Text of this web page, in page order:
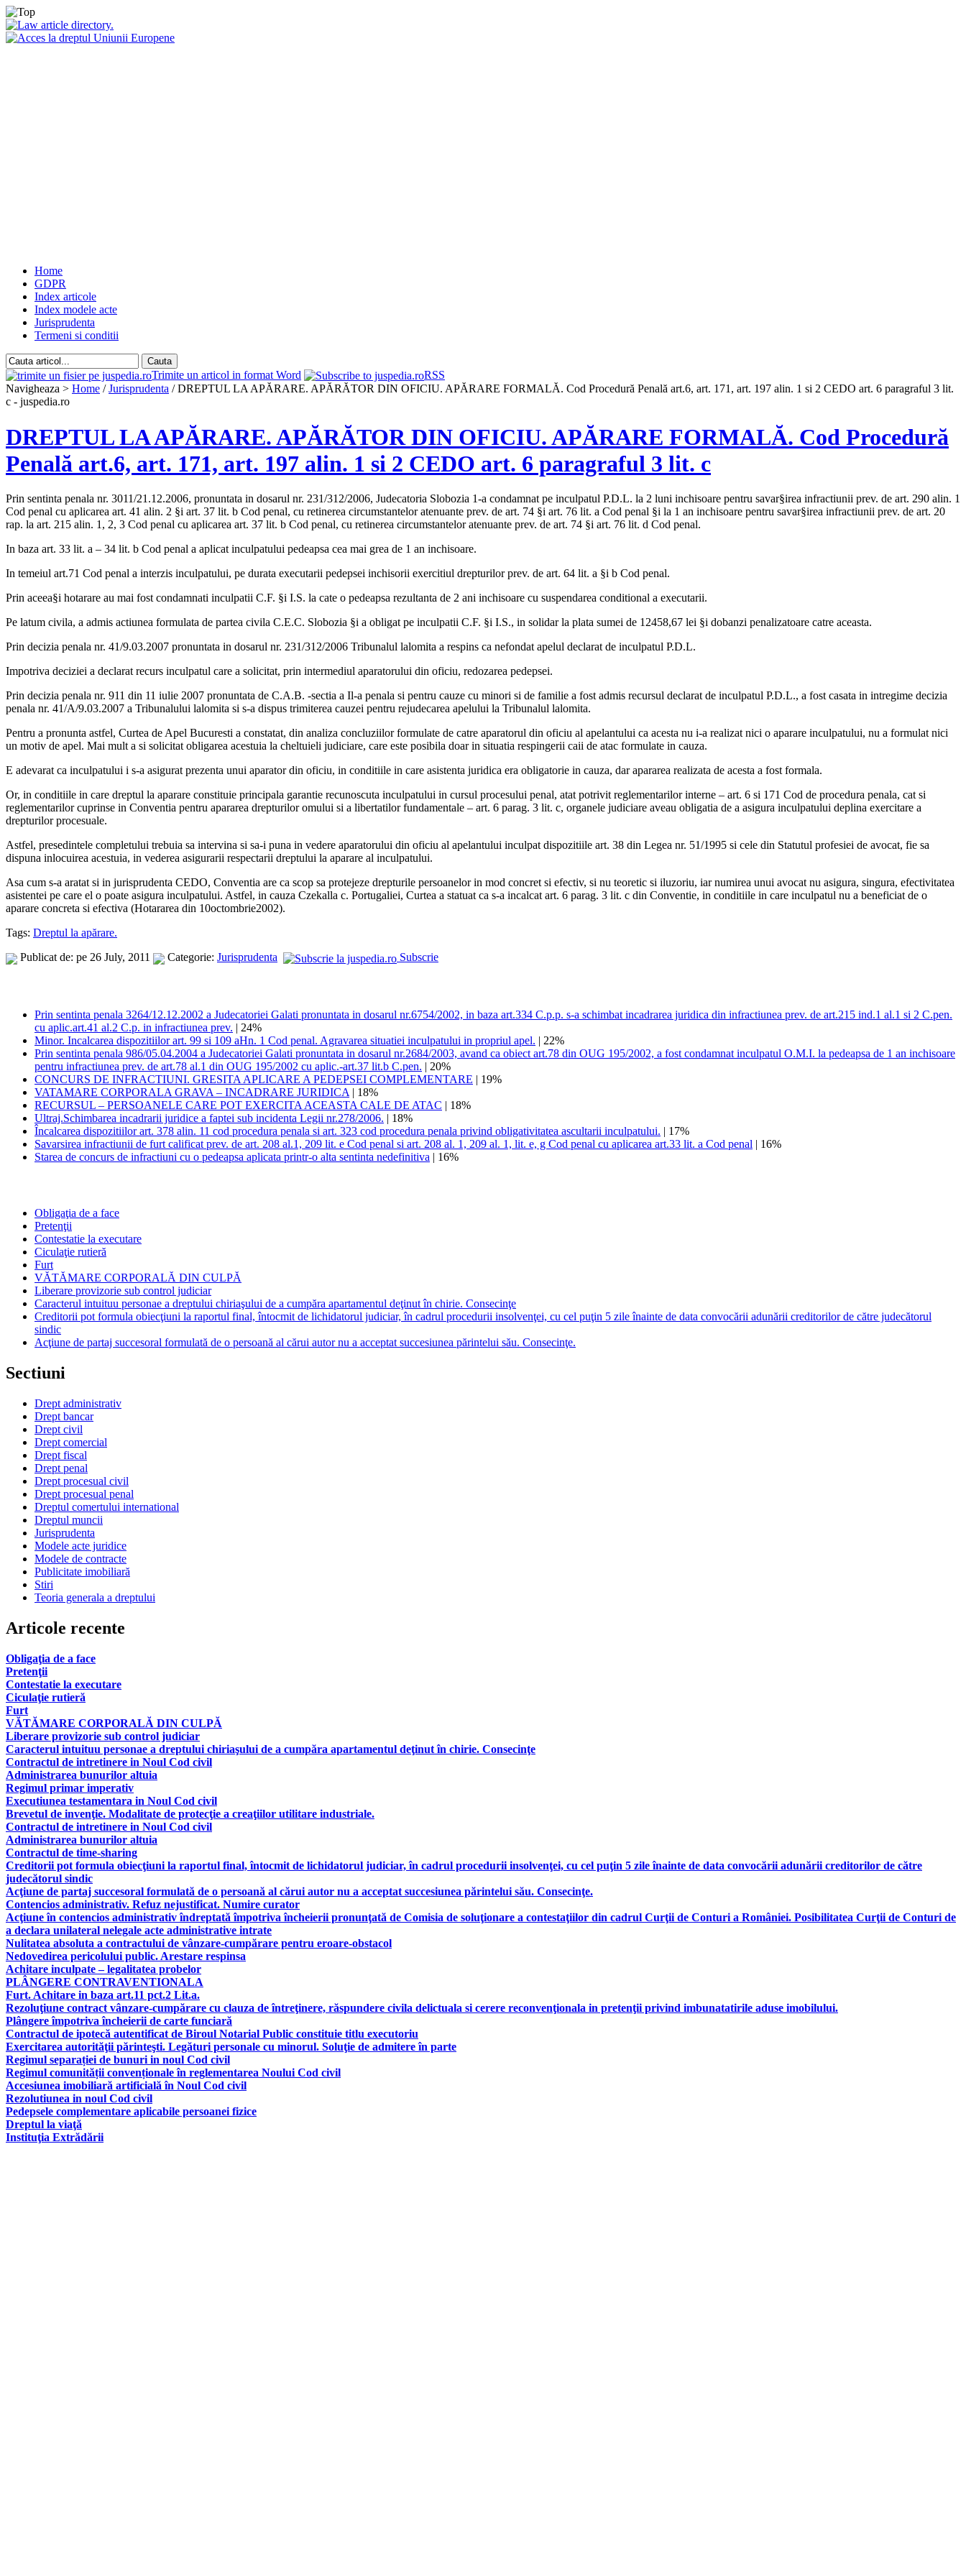
Home
GDPR
Index articole
Index modele acte
Jurisprudenta
Termeni si conditii
Trimite un articol in format Word
RSS
Navigheaza > Home /Jurisprudenta / DREPTUL LA APĂRARE. APĂRĂTOR DIN OFICIU. APĂRARE FORMALĂ. Cod Procedură Penală art.6, art. 171, art. 197 alin. 1 si 2 CEDO art. 6 paragraful 3 lit.
c - juspedia.ro
DREPTUL LA APĂRARE. APĂRĂTOR DIN OFICIU. APĂRARE FORMALĂ. Cod Procedură
Penală art.6, art. 171, art. 197 alin. 1 si 2 CEDO art. 6 paragraful 3 lit. c
Prin sentinta penala nr. 3011/21.12.2006, pronuntata in dosarul nr. 231/312/2006, Judecatoria Slobozia 1-a condamnat pe inculpatul P.D.L. la 2 luni inchisoare pentru savar§irea infractiunii prev. de art. 290 alin. 1
Cod penal cu aplicarea art. 41 alin. 2 §i art. 37 lit. b Cod penal, cu retinerea circumstantelor atenuante prev. de art. 74 §i art. 76 lit. a Cod penal §i la 1 an inchisoare pentru savar§irea infractiunii prev. de art. 20
rap. la art. 215 alin. 1, 2, 3 Cod penal cu aplicarea art. 37 lit. b Cod penal, cu retinerea circumstantelor atenuante prev. de art. 74 §i art. 76 lit. d Cod penal.
In baza art. 33 lit. a – 34 lit. b Cod penal a aplicat inculpatului pedeapsa cea mai grea de 1 an inchisoare.
In temeiul art.71 Cod penal a interzis inculpatului, pe durata executarii pedepsei inchisorii exercitiul drepturilor prev. de art. 64 lit. a §i b Cod penal.
Prin aceea§i hotarare au mai fost condamnati inculpatii C.F. §i I.S. la cate o pedeapsa rezultanta de 2 ani inchisoare cu suspendarea conditional a executarii.
Pe latum civila, a admis actiunea formulata de partea civila C.E.C. Slobozia §i a obligat pe inculpatii C.F. §i I.S., in solidar la plata sumei de 12458,67 lei §i dobanzi penalizatoare catre aceasta.
Prin decizia penala nr. 41/9.03.2007 pronuntata in dosarul nr. 231/312/2006 Tribunalul lalomita a respins ca nefondat apelul declarat de inculpatul P.D.L.
Impotriva deciziei a declarat recurs inculpatul care a solicitat, prin intermediul aparatorului din oficiu, redozarea pedepsei.
Prin decizia penala nr. 911 din 11 iulie 2007 pronuntata de C.A.B. -sectia a Il-a penala si pentru cauze cu minori si de familie a fost admis recursul declarat de inculpatul P.D.L., a fost casata in intregime decizia
penala nr. 41/A/9.03.2007 a Tribunalului lalomita si s-a dispus trimiterea cauzei pentru rejudecarea apelului la Tribunalul lalomita.
Pentru a pronunta astfel, Curtea de Apel Bucuresti a constatat, din analiza concluziilor formulate de catre aparatorul din oficiu al apelantului ca acesta nu i-a realizat nici o aparare inculpatului, nu a formulat nici
un motiv de apel. Mai mult a si solicitat obligarea acestuia la cheltuieli judiciare, care este posibila doar in situatia respingerii caii de atac formulate in cauza.
E adevarat ca inculpatului i s-a asigurat prezenta unui aparator din oficiu, in conditiile in care asistenta juridica era obligatorie in cauza, dar apararea realizata de acesta a fost formala.
Or, in conditiile in care dreptul la aparare constituie principala garantie recunoscuta inculpatului in cursul procesului penal, atat potrivit reglementarilor interne – art. 6 si 171 Cod de procedura penala, cat si
reglementarilor cuprinse in Conventia pentru apararea drepturilor omului si a libertatilor fundamentale – art. 6 parag. 3 lit. c, organele judiciare aveau obligatia de a asigura inculpatului deplina exercitare a
drepturilor procesuale.
Astfel, presedintele completului trebuia sa intervina si sa-i puna in vedere aparatorului din oficiu al apelantului inculpat dispozitiile art. 38 din Legea nr. 51/1995 si cele din Statutul profesiei de avocat, fie sa
dispuna inlocuirea acestuia, in vederea asigurarii respectarii dreptului la aparare al inculpatului.
Asa cum s-a aratat si in jurisprudenta CEDO, Conventia are ca scop sa protejeze drepturile persoanelor in mod concret si efectiv, si nu teoretic si iluzoriu, iar numirea unui avocat nu asigura, singura, efectivitatea
asistentei pe care el o poate asigura inculpatului. Astfel, in cauza Czekalla c. Portugaliei, Curtea a statuat ca s-a incalcat art. 6 parag. 3 lit. c din Conventie, in conditiile in care inculpatul nu a beneficiat de o
aparare concreta si efectiva (Hotararea din 10octombrie2002).
Tags: Dreptul la apărare.
Publicat de: pe 26 July, 2011
Categorie: Jurisprudenta Subscrie
Prin sentinta penala 3264/12.12.2002 a Judecatoriei Galati pronuntata in dosarul nr.6754/2002, in baza art.334 C.p.p. s-a schimbat incadrarea juridica din infractiunea prev. de art.215 ind.1 al.1 si 2 C.pen.
cu aplic.art.41 al.2 C.p. in infractiunea prev. | 24%
Minor. Incalcarea dispozitiilor art. 99 si 109 aHn. 1 Cod penal. Agravarea situatiei inculpatului in propriul apel. | 22%
Prin sentinta penala 986/05.04.2004 a Judecatoriei Galati pronuntata in dosarul nr.2684/2003, avand ca obiect art.78 din OUG 195/2002, a fost condamnat inculpatul O.M.I. la pedeapsa de 1 an inchisoare
pentru infractiunea prev. de art.78 al.1 din OUG 195/2002 cu aplic.-art.37 lit.b C.pen. | 20%
CONCURS DE INFRACTIUNI. GRESITA APLICARE A PEDEPSEI COMPLEMENTARE | 19%
VATAMARE CORPORALA GRAVA – INCADRARE JURIDICA | 18%
RECURSUL – PERSOANELE CARE POT EXERCITA ACEASTA CALE DE ATAC | 18%
Ultraj.Schimbarea incadrarii juridice a faptei sub incidenta Legii nr.278/2006. | 18%
Încalcarea dispozitiilor art. 378 alin. 11 cod procedura penala si art. 323 cod procedura penala privind obligativitatea ascultarii inculpatului. | 17%
Savarsirea infractiunii de furt calificat prev. de art. 208 al.1, 209 lit. e Cod penal si art. 208 al. 1, 209 al. 1, lit. e, g Cod penal cu aplicarea art.33 lit. a Cod penal | 16%
Starea de concurs de infractiuni cu o pedeapsa aplicata printr-o alta sentinta nedefinitiva | 16%
Obligaţia de a face
Pretenţii
Contestatie la executare
Ciculaţie rutieră
Furt
VĂTĂMARE CORPORALĂ DIN CULPĂ
Liberare provizorie sub control judiciar
Caracterul intuituu personae a dreptului chiriaşului de a cumpăra apartamentul deţinut în chirie. Consecinţe
Creditorii pot formula obiecţiuni la raportul final, întocmit de lichidatorul judiciar, în cadrul procedurii insolvenţei, cu cel puţin 5 zile înainte de data convocării adunării creditorilor de către judecătorul
sindic
Acţiune de partaj succesoral formulată de o persoană al cărui autor nu a acceptat succesiunea părintelui său. Consecinţe.
Sectiuni
Drept administrativ
Drept bancar
Drept civil
Drept comercial
Drept fiscal
Drept penal
Drept procesual civil
Drept procesual penal
Dreptul comertului international
Dreptul muncii
Jurisprudenta
Modele acte juridice
Modele de contracte
Publicitate imobiliară
Stiri
Teoria generala a dreptului
Articole recente
Obligaţia de a face
Pretenţii
Contestatie la executare
Ciculaţie rutieră
Furt
VĂTĂMARE CORPORALĂ DIN CULPĂ
Liberare provizorie sub control judiciar
Caracterul intuituu personae a dreptului chiriaşului de a cumpăra apartamentul deţinut în chirie. Consecinţe
Contractul de intretinere in Noul Cod civil
Administrarea bunurilor altuia
Regimul primar imperativ
Executiunea testamentara in Noul Cod civil
Brevetul de invenţie. Modalitate de protecţie a creaţiilor utilitare industriale.
Contractul de intretinere in Noul Cod civil
Administrarea bunurilor altuia
Contractul de time-sharing
Creditorii pot formula obiecţiuni la raportul final, întocmit de lichidatorul judiciar, în cadrul procedurii insolvenţei, cu cel puţin 5 zile înainte de data convocării adunării creditorilor de către
judecătorul sindic
Acţiune de partaj succesoral formulată de o persoană al cărui autor nu a acceptat succesiunea părintelui său. Consecinţe.
Contencios administrativ. Refuz nejustificat. Numire curator
Acţiune în contencios administrativ îndreptată împotriva încheierii pronunţată de Comisia de soluţionare a contestaţiilor din cadrul Curţii de Conturi a României. Posibilitatea Curţii de Conturi de
a declara unilateral nelegale acte administrative intrate
Nulitatea absoluta a contractului de vânzare-cumpărare pentru eroare-obstacol
Nedovedirea pericolului public. Arestare respinsa
Achitare inculpate – legalitatea probelor
PLÂNGERE CONTRAVENTIONALA
Furt. Achitare in baza art.11 pct.2 Lit.a.
Rezoluţiune contract vânzare-cumpărare cu clauza de întreţinere, răspundere civila delictuala si cerere reconvenţionala in pretenţii privind imbunatatirile aduse imobilului.
Plângere împotriva încheierii de carte funciară
Contractul de ipotecă autentificat de Biroul Notarial Public constituie titlu executoriu
Exercitarea autorităţii părinteşti. Legături personale cu minorul. Soluţie de admitere în parte
Regimul separației de bunuri in noul Cod civil
Regimul comunității convenționale în reglementarea Noului Cod civil
Accesiunea imobiliară artificială în Noul Cod civil
Rezolutiunea in noul Cod civil
Pedepsele complementare aplicabile persoanei fizice
Dreptul la viaţă
Instituţia Extrădării